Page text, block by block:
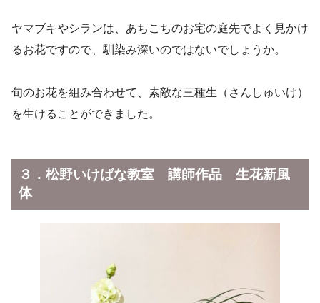
ヤマブキやシランは、あちこちのお宅の庭先でよく見かけ
るお花ですので、馴染み深いのではないでしょうか。
旬のお花を組み合わせて、素敵な三種生（さんしゅいけ）
を生けることができました。
３．松野いけばな教室 講師作品 生花新風
体